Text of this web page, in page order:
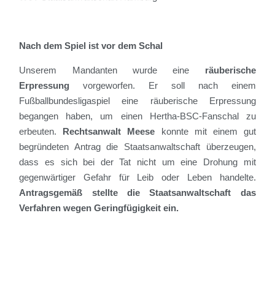
Nach dem Spiel ist vor dem Schal
Unserem Mandantenwurde eine räuberische
Erpressung
vorgeworfen. Er soll nach einem
Fußballbundesligaspiel eine räuberische Erpressung
begangen haben, um einen Hertha-BSC-Fanschalzu
erbeuten. Rechtsanwalt Meese konnte mit einem gut
begründeten Antrag die Staatsanwaltschaft überzeugen,
dass es sich bei der Tat nicht um eine Drohung mit
gegenwärtiger Gefahr für Leib oder Leben handelte.
Antragsgemäß stellte die Staatsanwaltschaft das
Verfahren wegen Geringfügigkeit ein.